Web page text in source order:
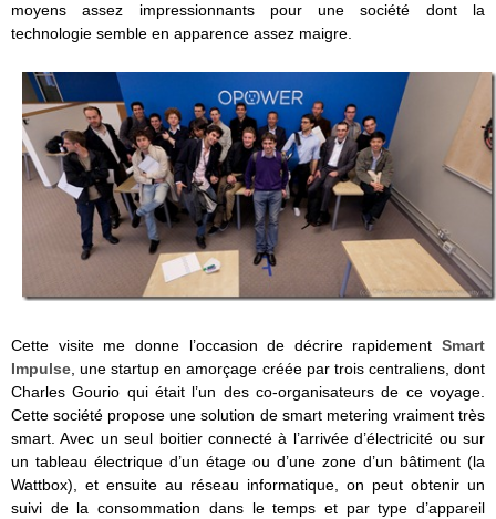
moyens assez impressionnants pour une société dont la
technologie semble en apparence assez maigre.
Cette visite me donne l’occasion de décrire rapidement Smart
Impulse, une startup en amorçage créée par trois centraliens, dont
Charles Gourio qui était l’un des co-organisateurs de ce voyage.
Cette société propose une solution de smart metering vraiment très
smart. Avec un seul boitier connecté à l’arrivée d’électricité ou sur
un tableau électrique d’un étage ou d’une zone d’un bâtiment (la
Wattbox), et ensuite au réseau informatique, on peut obtenir un
suivi de la consommation dans le temps et par type d’appareil